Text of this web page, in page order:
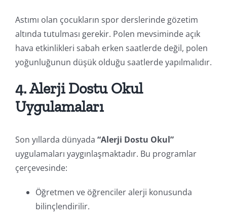
Astımı olan çocukların spor derslerinde gözetim
altında tutulması gerekir. Polen mevsiminde açık
hava etkinlikleri sabah erken saatlerde değil, polen
yoğunluğunun düşük olduğu saatlerde yapılmalıdır.
4. Alerji Dostu Okul
Uygulamaları
Son yıllarda dünyada “Alerji Dostu Okul”
uygulamaları yaygınlaşmaktadır. Bu programlar
çerçevesinde:
Öğretmen ve öğrenciler alerji konusunda
bilinçlendirilir.